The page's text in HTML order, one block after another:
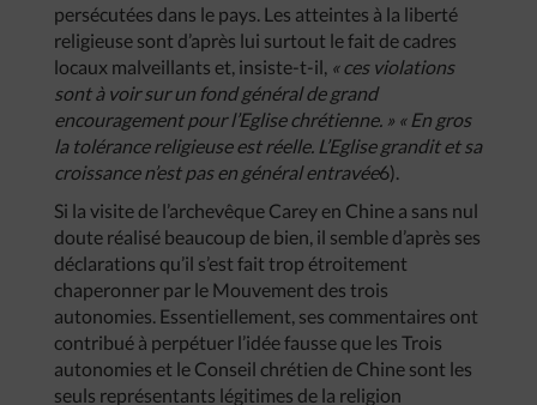
persécutées dans le pays. Les atteintes à la liberté
religieuse sont d’après lui surtout le fait de cadres
locaux malveillants et, insiste-t-il, « ces violations
sont à voir sur un fond général de grand
encouragement pour l’Eglise chrétienne. » « En gros
la tolérance religieuse est réelle. L’Eglise grandit et sa
croissance n’est pas en général entravée6).
Si la visite de l’archevêque Carey en Chine a sans nul
doute réalisé beaucoup de bien, il semble d’après ses
déclarations qu’il s’est fait trop étroitement
chaperonner par le Mouvement des trois
autonomies. Essentiellement, ses commentaires ont
contribué à perpétuer l’idée fausse que les Trois
autonomies et le Conseil chrétien de Chine sont les
seuls représentants légitimes de la religion